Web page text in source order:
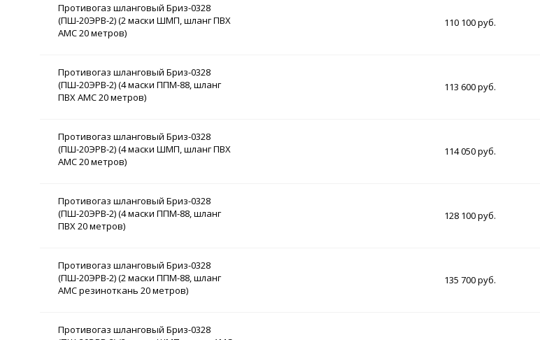
Противогаз шланговый Бриз-0328
(ПШ-20ЭРВ-2) (2 маски ШМП, шланг ПВХ
АМС 20 метров)
110 100 руб.
Противогаз шланговый Бриз-0328
(ПШ-20ЭРВ-2) (4 маски ППМ-88, шланг
ПВХ АМС 20 метров)
113 600 руб.
Противогаз шланговый Бриз-0328
(ПШ-20ЭРВ-2) (4 маски ШМП, шланг ПВХ
АМС 20 метров)
114 050 руб.
Противогаз шланговый Бриз-0328
(ПШ-20ЭРВ-2) (4 маски ППМ-88, шланг
ПВХ 20 метров)
128 100 руб.
Противогаз шланговый Бриз-0328
(ПШ-20ЭРВ-2) (2 маски ППМ-88, шланг
АМС резиноткань 20 метров)
135 700 руб.
Противогаз шланговый Бриз-0328